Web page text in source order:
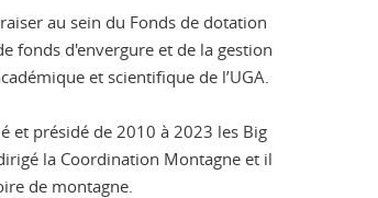
au sein du Fonds de dotation
fonds d'envergure et de la gestion
et scientifique de l’UGA.
et présidé de 2010 à 2023 les Big
la Coordination Montagne et il
de montagne.